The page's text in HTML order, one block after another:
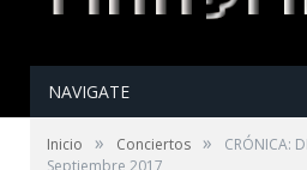
NAVIGATE
Inicio » Conciertos »
CRÓNICA:
Septiembre 2017